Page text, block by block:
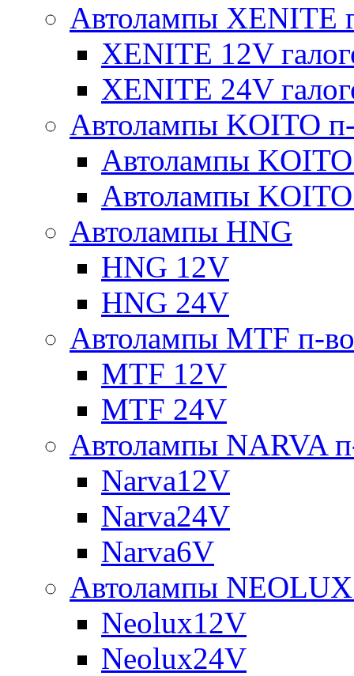
Автолампы XENITE
XENITE 12V
XENITE 24V
Автолампы KOITO
Автолампы
Автолампы
Автолампы HNG
HNG 12V
HNG 24V
Автолампы MTF п-
MTF 12V
MTF 24V
Автолампы NARVA
Narva12V
Narva24V
Narva6V
Автолампы
Neolux12V
Neolux24V